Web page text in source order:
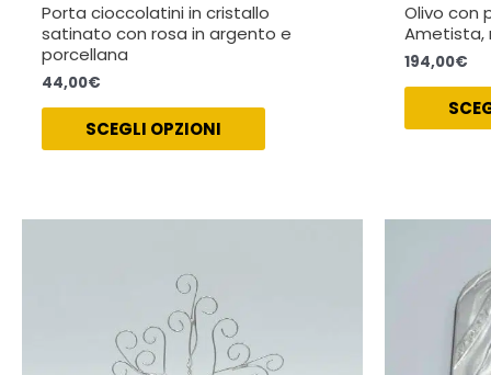
Porta cioccolatini in cristallo
satinato con rosa in argento e
porcellana
44,00€
SCEGLI OPZIONI
Olivo con
Ametista,
194,00€
da
110,00€
a
122,00€
Le